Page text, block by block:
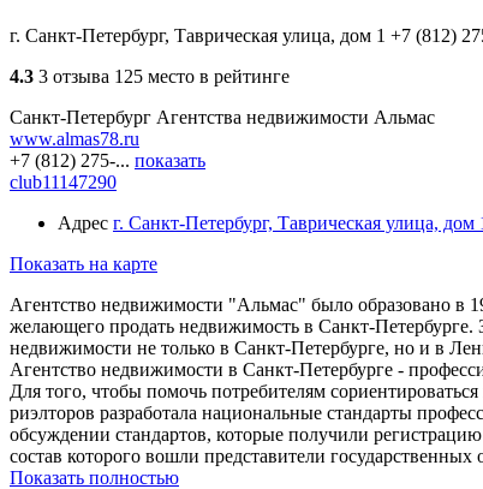
г. Санкт-Петербург, Таврическая улица, дом 1 +7 (812)
4.3 3 отзыва 125 место в рейтинге
Санкт-Петербург Агентства недвижимости Альмас
www.almas78.ru
+7 (812) 275-... показать
club11147290
Адрес г. Санкт-Петербург, Таврическая улица, дом
Показать на карте
Агентство недвижимости "Альмас" было образовано в
желающего продать недвижимость в Санкт-
недвижимости не только в Санкт-Петербурге, но и в
Агентство недвижимости в Санкт-Петербурге -
Для того, чтобы помочь потребителям
риэлторов разработала национальные стандарты
обсуждении стандартов, которые получили
состав которого вошли представители
Показать полностью